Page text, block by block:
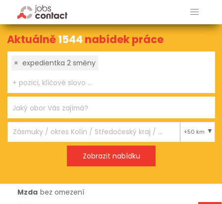
Aktuálně1544 nabídek práce
× expedientka 2 směny
+50 km
Mzda bez omezení